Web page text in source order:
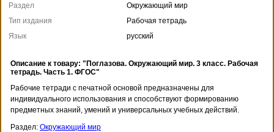
Раздел
Окружающий мир
Тип издания
Рабочая тетрадь
Язык
русский
Описание к товару: "Поглазова. Окружающий мир. 3 класс. Рабочая
тетрадь. Часть 1. ФГОС"
Рабочие тетради с печатной основой предназначены для
индивидуального использования и способствуют формированию
предметных знаний, умений и универсальных учебных действий.
Раздел: Окружающий мир